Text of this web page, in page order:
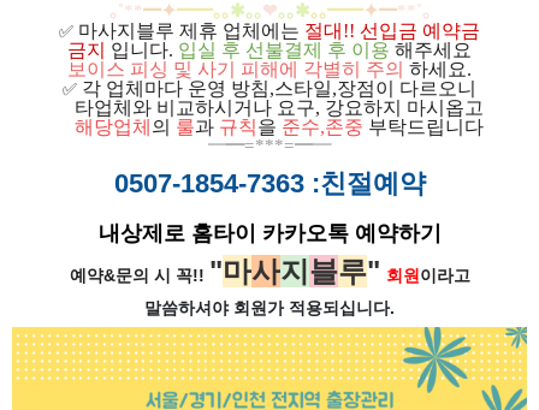
｡˚**━✦━━｡｡✱｡｡❤｡｡✱｡｡━━✦━**˚｡
✅ 마사지블루 제휴 업체에는 절대!! 선입금 예약금
금지
입니다. 입실 후 선불결제 후 이용 해주세요
보이스 피싱 및 사기 피해에 각별히 주의 하세요.
✅ 각 업체마다 운영 방침,스타일,장점이 다르오니
타업체와 비교하시거나 요구, 강요하지 마시옵고
해당업체 의 룰과 규칙을 준수,존중 부탁드립니다
━━=***=━━
0507-1854-7363:친절예약
내상제로 홈타이 카카오톡 예약하기
예약&문의 시 꼭!! "마사지 블루" 회원이라고
말씀하셔야 회원가 적용되십니다.